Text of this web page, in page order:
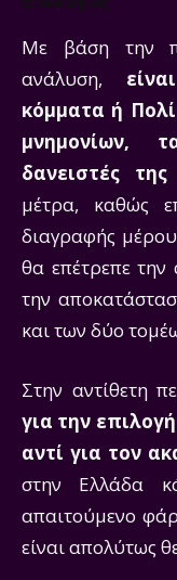
Με βάση την
ανάλυση,
κόμματα ή
μνημονίων,
δανειστές
μέτρα, καθώς
διαγραφής
θα επέτρεπε την
την
και των δύο
Στην αντίθετη
για την
αντί για τον
στην Ελλάδα
απαιτούμενο
είναι απολύτως